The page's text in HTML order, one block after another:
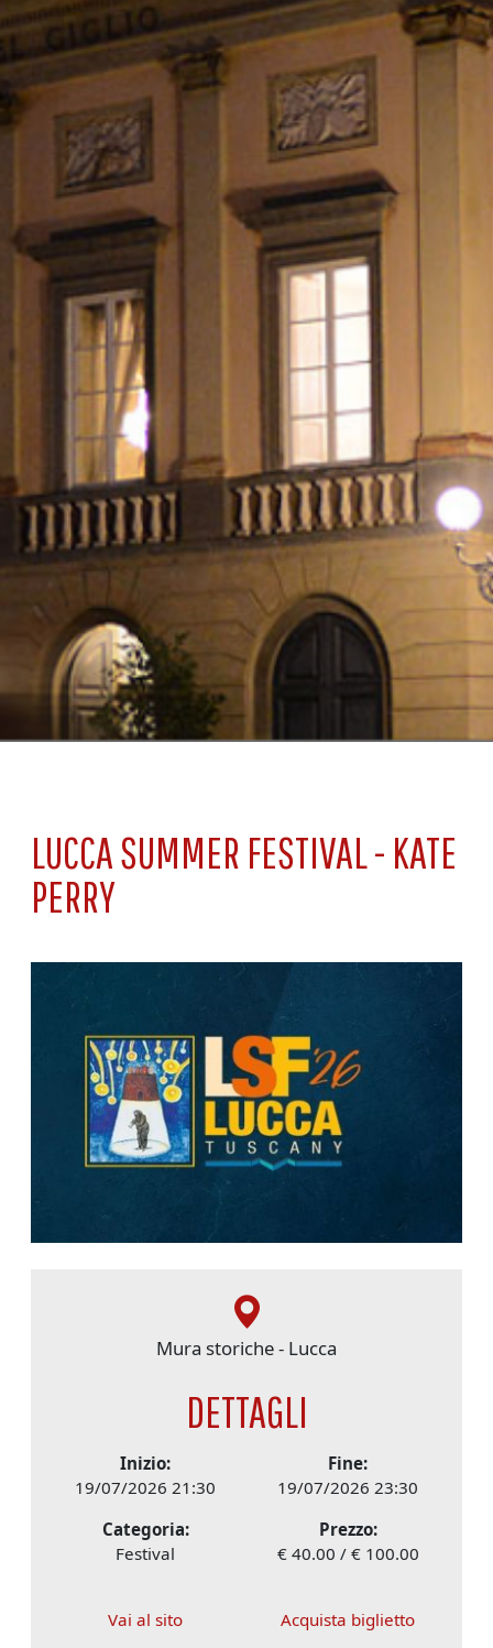
HOME
CALENDARIO
EVENTI
TURISMO
LUCCA
EN
INSTALLA
L'APPLICAZIONE
LUCCA SUMMER FESTIVAL - KATE
PERRY
Mura storiche - Lucca
DETTAGLI
Inizio:
19/07/2026 21:30
Vai al sito Acquista biglietto
Fine:
19/07/2026 23:30
Categoria:
Festival
Prezzo:
€ 40.00 / € 100.00